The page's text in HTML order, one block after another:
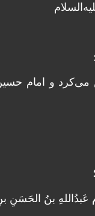
و امام
عَبدُاللهِ بنُ الحَسَنِ